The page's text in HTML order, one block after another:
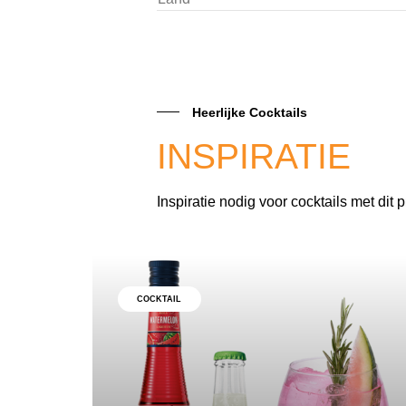
Heerlijke Cocktails
INSPIRATIE
Inspiratie nodig voor cocktails met dit
COCKTAIL